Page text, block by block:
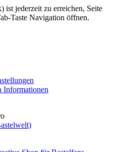
ist jederzeit zu erreichen, Seite
Taste Navigation öffnen.
Informationen